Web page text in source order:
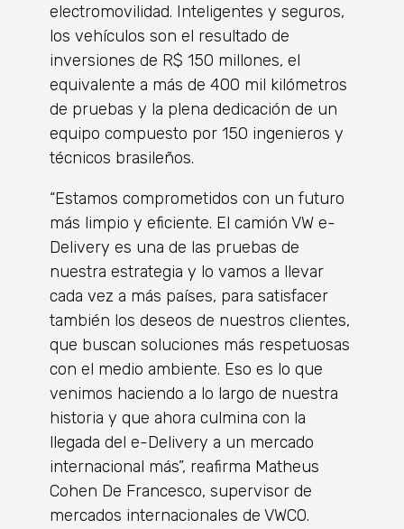
electromovilidad. Inteligentes y seguros,
los vehículos son el resultado de
inversiones de R$ 150 millones, el
equivalente a más de 400 mil kilómetros
de pruebas y la plena dedicación de un
equipo compuesto por 150 ingenieros y
técnicos brasileños.
“Estamos comprometidos con un futuro
más limpio y eficiente. El camión VW e-
Delivery es una de las pruebas de
nuestra estrategia y lo vamos a llevar
cada vez a más países, para satisfacer
también los deseos de nuestros clientes,
que buscan soluciones más respetuosas
con el medio ambiente. Eso es lo que
venimos haciendo a lo largo de nuestra
historia y que ahora culmina con la
llegada del e-Delivery a un mercado
internacional más”, reafirma Matheus
Cohen De Francesco, supervisor de
mercados internacionales de VWCO.